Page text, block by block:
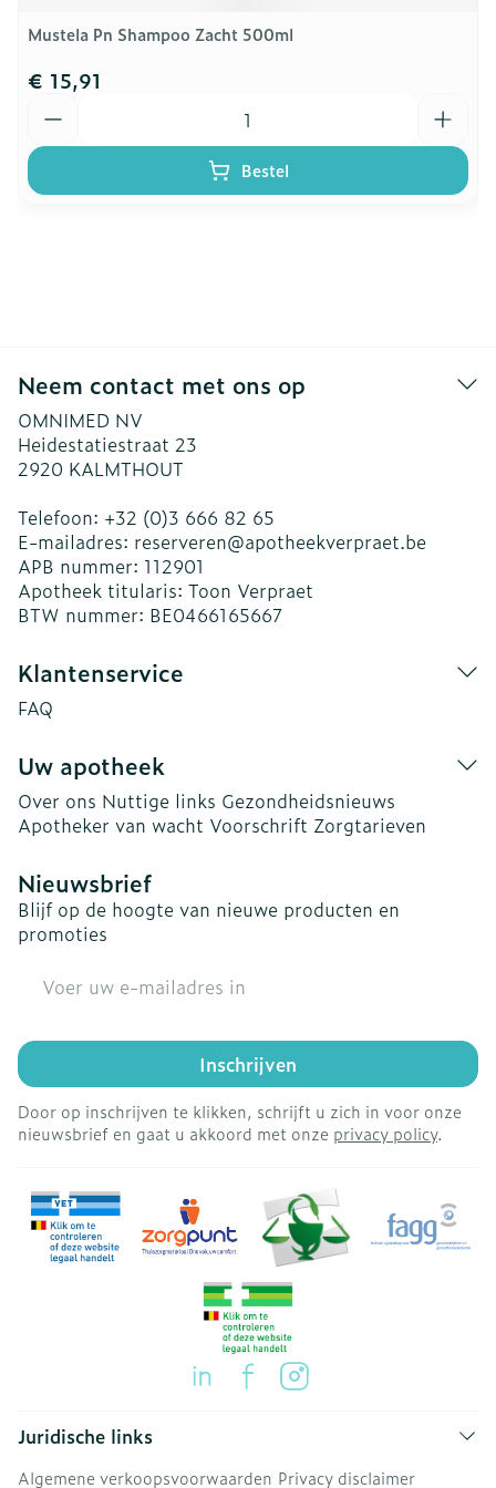
Mustela Pn Shampoo Zacht 500ml
€ 15,91
Bestel
Neem contact met ons op
OMNIMED NV
Heidestatiestraat 23
2920 KALMTHOUT
Telefoon: +32 (0)3 666 82 65
E-mailadres: reserveren@apotheekverpraet.be
APB nummer: 112901
Apotheek titularis: Toon Verpraet
BTW nummer: BE0466165667
Klantenservice
FAQ
Uw apotheek
Over ons Nuttige links Gezondheidsnieuws
Apotheker van wacht Voorschrift Zorgtarieven
Nieuwsbrief
Blijf op de hoogte van nieuwe producten en
promoties
Inschrijven
Door op inschrijven te klikken, schrijft u zich in voor onze
nieuwsbrief en gaat u akkoord met onze privacy policy.
Juridische links
Algemene verkoopsvoorwaarden Privacy disclaimer